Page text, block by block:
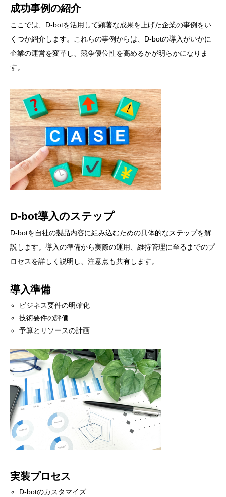
成功事例の紹介
ここでは、D-botを活用して顕著な成果を上げた企業の事例をい
くつか紹介します。これらの事例からは、D-botの導入がいかに
企業の運営を変革し、競争優位性を高めるかが明らかになりま
す。
D-bot導入のステップ
D-botを自社の製品内容に組み込むための具体的なステップを解
説します。導入の準備から実際の運用、維持管理に至るまでのプ
ロセスを詳しく説明し、注意点も共有します。
導入準備
ビジネス要件の明確化
技術要件の評価
予算とリソースの計画
実装プロセス
D-botのカスタマイズ